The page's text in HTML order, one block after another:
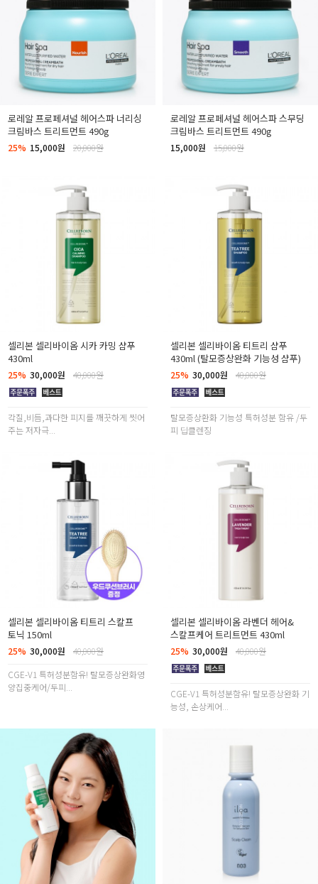
로레알 프로페셔널 헤어스파 너리싱
크림바스 트리트먼트 490g
25% 15,000원 20,000원
로레알 프로페셔널 헤어스파 스무딩
크림바스 트리트먼트 490g
15,000원 15,000원
셀리본 셀리바이옴 시카 카밍 샴푸
430ml
25% 30,000원 40,000원
각질,비듬,과다한 피지를 깨끗하게 씻어
주는 저자극...
셀리본 셀리바이옴 티트리 샴푸
430ml (탈모증상완화 기능성 샴푸)
25% 30,000원 40,000원
탈모증상환화 기능성 특허성분 함유 /두
피 딥클렌징
셀리본 셀리바이옴 티트리 스칼프
토닉 150ml
25% 30,000원
40,000원
CGE-V1 특허성분함유! 탈모증상완화영
양집중케어/두피...
셀리본 셀리바이옴 라벤더 헤어&
스칼프케어 트리트먼트 430ml
25% 30,000원 40,000원
CGE-V1 특허성분함유! 탈모증상완화 기
능성, 손상케어...